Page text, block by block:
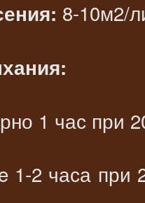
8-10м2/
1 час при
1-2 часа при